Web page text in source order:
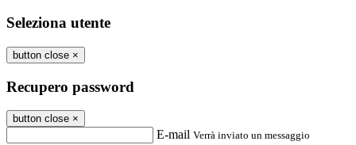
Seleziona utente
button close ×
Recupero password
button close ×
E-mail Verrà inviato un messaggio